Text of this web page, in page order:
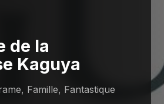
de la
Kaguya
Famille, Fantastique